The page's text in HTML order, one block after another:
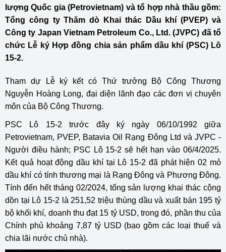
lượng Quốc gia (Petrovietnam) và tổ hợp nhà thầu gồm:
Tổng công ty Thăm dò Khai thác Dầu khí (PVEP) và
Công ty Japan Vietnam Petroleum Co., Ltd. (JVPC) đã tổ
chức Lễ ký Hợp đồng chia sản phẩm dầu khí (PSC) Lô
15-2.
Tham dự Lễ ký kết có Thứ trưởng Bộ Công Thương
Nguyễn Hoàng Long, đại diện lãnh đạo các đơn vị chuyên
môn của Bộ Công Thương.
PSC Lô 15-2 trước đây ký ngày 06/10/1992 giữa
Petrovietnam, PVEP, Batavia Oil Rạng Đông Ltd và JVPC -
Người điều hành; PSC Lô 15-2 sẽ hết hạn vào 06/4/2025.
Kết quả hoạt động dầu khí tại Lô 15-2 đã phát hiện 02 mỏ
dầu khí có tính thương mại là Rạng Đông và Phương Đông.
Tính đến hết tháng 02/2024, tổng sản lượng khai thác cộng
dồn tại Lô 15-2 là 251,52 triệu thùng dầu và xuất bán 195 tỷ
bộ khối khí, doanh thu đạt 15 tỷ USD, trong đó, phần thu của
Chính phủ khoảng 7,87 tỷ USD (bao gồm các loại thuế và
chia lãi nước chủ nhà).